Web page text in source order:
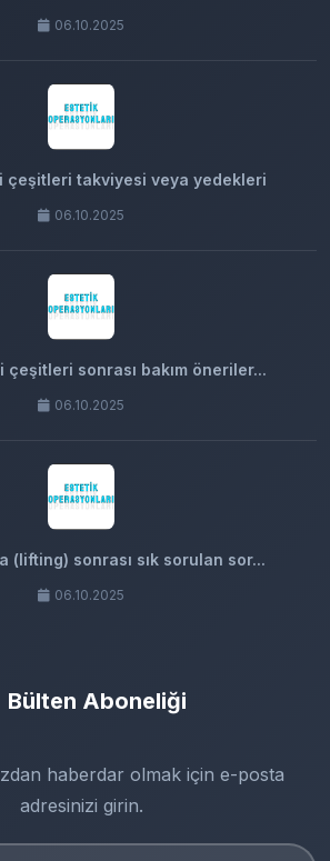
06.10.2025
çeşitleri takviyesi veya yedekleri
06.10.2025
çeşitleri sonrası bakım öneriler...
06.10.2025
(lifting) sonrası sık sorulan sor...
06.10.2025
Bülten Aboneliği
haberdar olmak için e-posta
adresinizi girin.